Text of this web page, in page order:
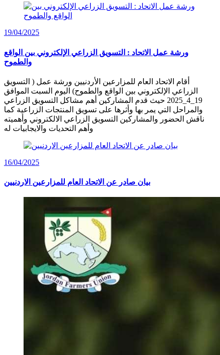
19/04/2025
ورشة عمل الاتحاد : التسويق الزراعي الإلكتروني بين الواقع
والطموح
أقام الاتحاد العام للمزارعين الأردنيين ورشة عمل ( التسويق
الزراعي الإلكتروني بين الواقع والطموح) اليوم السبت الموافق
19_4_2025 حيث قدم المشاركين أهم مشاكل التسويق الزراعي
والمراحل التي يمر بها وأثرها على تسويق المنتجات الزراعية كما
ناقش الحضور والمشاركين التسويق الزراعي الالكتروني وأهميته
وأهم التحديات والايجابيات له
16/04/2025
بيان صادر عن الاتحاد العام للمزارعين الاردنيين